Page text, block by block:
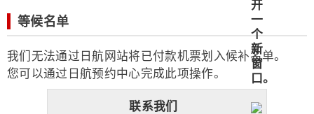
等候名单
我们无法通过日航网站将已付款机票划入候补名单。
您可以通过日航预约中心完成此项操作。
联系我们